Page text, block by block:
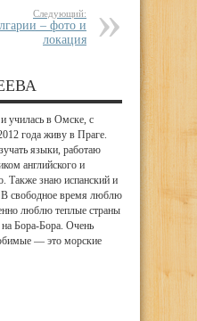
Следующий:
– фото и
локация
училась в Омске, с
года живу в Праге.
языки, работаю
английского и
Также знаю испанский и
свободное время люблю
люблю теплые страны
Бора-Бора. Очень
— это морские